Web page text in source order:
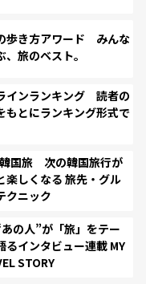
歩き方アワード みんな
、旅のベスト。
インランキング 読者の
もとにランキング形式で
国旅 次の韓国旅行が
楽しくなる 旅先・グル
クニック
の人”が「旅」をテー
るインタビュー連載 MY
STORY